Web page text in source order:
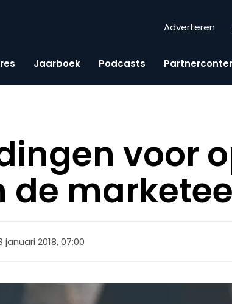
Adverteren
Jaarboek Podcasts
voor
de
januari 2018, 07:00